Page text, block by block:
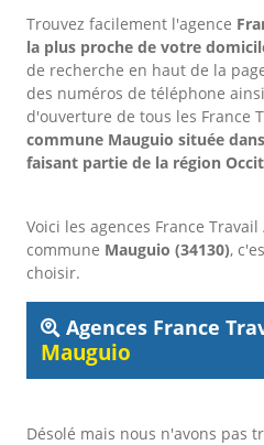
Trouvez facilement l'agence
la plus proche de votre
de recherche en haut de la
des numéros de téléphone
d'ouverture de tous les France
commune Mauguio située
faisant partie de la région
Voici les agences France
commune Mauguio (34130),
choisir.
Agences France
Mauguio
Désolé mais nous n'avons pas